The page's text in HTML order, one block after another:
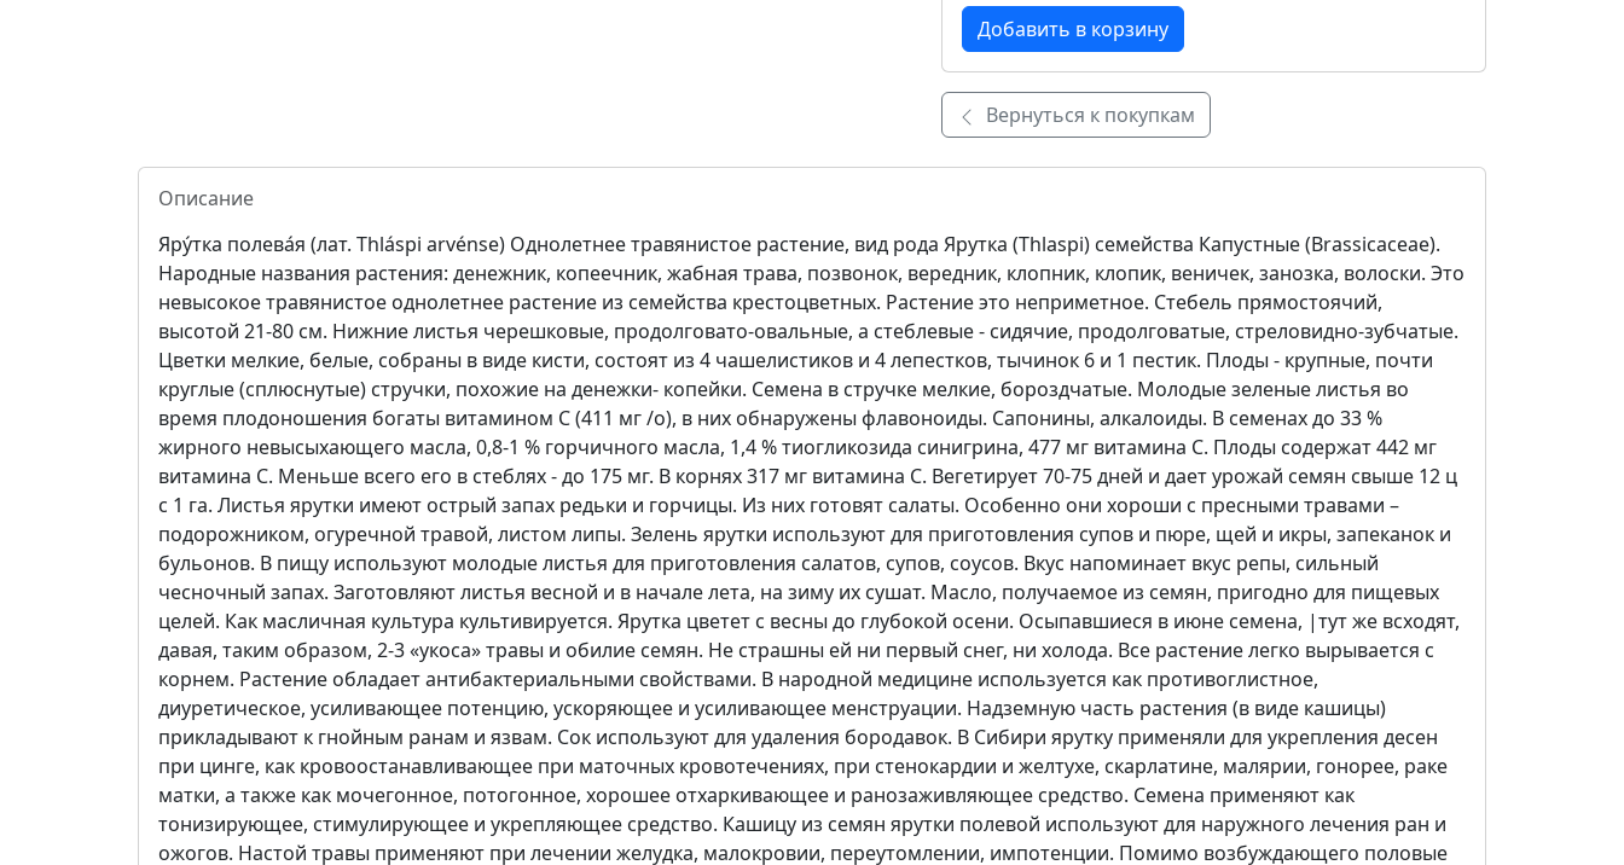
Вернуться к покупкам
Описание
Яру́тка полева́я (лат. Thláspi arvénse) Однолетнее травянистое растение, вид рода Ярутка (Thlaspi) семейства Капустные (Brassicaceae).
Народные названия растения: денежник, копеечник, жабная трава, позвонок, вередник, клопник, клопик, веничек, занозка, волоски. Это
невысокое травянистое однолетнее растение из семейства крестоцветных. Растение это неприметное. Стебель прямостоячий,
высотой 21-80 см. Нижние листья черешковые, продолговато-овальные, а стеблевые - сидячие, продолговатые, стреловидно-зубчатые.
Цветки мелкие, белые, собраны в виде кисти, состоят из 4 чашелистиков и 4 лепестков, тычинок 6 и 1 пестик. Плоды - крупные, почти
круглые (сплюснутые) стручки, похожие на денежки- копейки. Семена в стручке мелкие, бороздчатые. Молодые зеленые листья во
время плодоношения богаты витамином С (411 мг /о), в них обнаружены флавоноиды. Сапонины, алкалоиды. В семенах до 33 %
жирного невысыхающего масла, 0,8-1 % горчичного масла, 1,4 % тиогликозида синигрина, 477 мг витамина С. Плоды содержат 442 мг
витамина С. Меньше всего его в стеблях - до 175 мг. В корнях 317 мг витамина С. Вегетирует 70-75 дней и дает урожай семян свыше 12 ц
с 1 га. Листья ярутки имеют острый запах редьки и горчицы. Из них готовят салаты. Особенно они хороши с пресными травами –
подорожником, огуречной травой, листом липы. Зелень ярутки используют для приготовления супов и пюре, щей и икры, запеканок и
бульонов. В пищу используют молодые листья для приготовления салатов, супов, соусов. Вкус напоминает вкус репы, сильный
чесночный запах. Заготовляют листья весной и в начале лета, на зиму их сушат. Масло, получаемое из семян, пригодно для пищевых
целей. Как масличная культура культивируется. Ярутка цветет с весны до глубокой осени. Осыпавшиеся в июне семена, |тут же всходят,
давая, таким образом, 2-3 «укоса» травы и обилие семян. Не страшны ей ни первый снег, ни холода. Все растение легко вырывается с
корнем. Растение обладает антибактериальными свойствами. В народной медицине используется как противоглистное,
диуретическое, усиливающее потенцию, ускоряющее и усиливающее менструации. Надземную часть растения (в виде кашицы)
прикладывают к гнойным ранам и язвам. Сок используют для удаления бородавок. В Сибири ярутку применяли для укрепления десен
при цинге, как кровоостанавливающее при маточных кровотечениях, при стенокардии и желтухе, скарлатине, малярии, гонорее, раке
матки, а также как мочегонное, потогонное, хорошее отхаркивающее и ранозаживляющее средство. Семена применяют как
тонизирующее, стимулирующее и укрепляющее средство. Кашицу из семян ярутки полевой используют для наружного лечения ран и
ожогов. Настой травы применяют при лечении желудка, малокровии, переутомлении, импотенции. Помимо возбуждающего половые